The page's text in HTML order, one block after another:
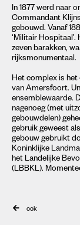
In 1877 werd naar
Commandant
gebouwd. Vanaf
‘Militair
zeven barakken,
rijksmonumentaal.
Het complex is
van Amersfoort.
ensemblewaarde.
nagenoeg (met
gebouwdelen)
gebruik geweest
gebouw gebruikt
Koninklijke
het Landelijke
(LBBKL).
ook